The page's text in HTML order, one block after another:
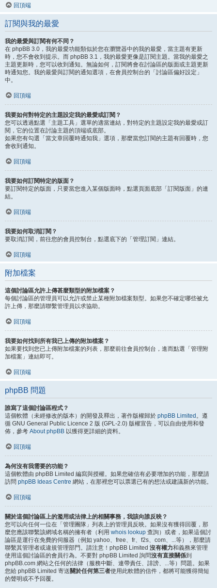
回頂端
訂閱與我的最愛
我的最愛與訂閱有何不同？
在 phpBB 3.0，我的最愛功能類似於您在瀏覽器中的我的最愛，當主題有更新
時，您不會收到提示。而 phpBB 3.1，我的最愛更像是訂閱主題。當我的最愛之
主題更新時，您可以收到通知。無論如何，訂閱將會在討論區的版面或主題更新
時通知您。我的最愛與訂閱的通知選項，在會員控制台的「討論區偏好設定」
中。
回頂端
我要如何對特定的主題設定我的最愛或訂閱？
您可以透過點選「主題工具」選單的適當連結，對特定的主題設定我的最愛或訂
閱，它的位置在討論主題的頂端或底部。
如果您有勾選「當文章回覆時通知我」選項，那麼當您訂閱的主題有回覆時，您
會收到通知。
回頂端
我要如何訂閱特定的版面？
要訂閱特定的版面，只要當您進入某個版面時，點選頁面底部「訂閱版面」的連
結。
回頂端
我要如何取消訂閱？
要取消訂閱，前往您的會員控制台，點選底下的「管理訂閱」連結。
回頂端
附加檔案
這個討論區允許上傳甚麼類型的附加檔案？
每個討論區的管理員可以允許或禁止某種附加檔案類型。如果您不確定哪些被允
許上傳，那麼請聯繫管理員以求協助。
回頂端
我要如何找到所有我已上傳的附加檔案？
如果要找到您已上傳附加檔案的列表，那麼前往會員控制台，進而點選「管理附
加檔案」連結即可。
回頂端
phpBB 問題
誰寫了這個討論區程式？
這個軟體（未經修改的版本）的開發及釋出，著作版權歸於 phpBB Limited 。遵
循 GNU General Public Licence 2 版 (GPL-2.0) 版權宣告，可以自由使用和發
佈，參考 About phpBB 以獲得更詳細的資料。
回頂端
為何沒有我需要的功能？
這個軟體由 phpBB Limited 編寫與授權。如果您確信有必要增加的功能，那麼請
訪問 phpBB Ideas Centre 網站，在那裡您可以票選已有的想法或建議新的功能。
回頂端
關於這個討論區上的濫用或法律上的相關事務，我該向誰反映？
您可以向任何一位在「管理團隊」列表上的管理員反映。如果沒有獲得回覆，那
麼您應該聯繫該網域名稱的擁有者（利用 whois lookup 查詢）或者，如果這個討
論區是運行在免費的伺服器（例如 yahoo、free、fr、f2s、com、...等），那麼請
聯繫其管理者或違規管理部門。請注意！phpBB Limited 沒有權力和義務來管理
使用這個討論區的會員行為。不要對 phpBB Limited 詢問沒有直接關係到
phpBB.com 網站之任何的法律（服務中斷、連帶責任、誹謗、...等）問題。如果
您給 phpBB Limited 寄送關於任何第三者使用此軟體的信件，都將可能獲得簡短
的聲明或不予回覆。